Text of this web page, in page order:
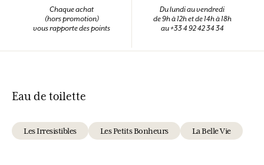
Chaque achat
(hors promotion)
vous rapporte des points
Du lundi au vendredi
de 9h à 12h et de 14h à 18h
au +33 4 92 42 34 34
Eau de toilette
Les Irresistibles Les Petits Bonheurs La Belle Vie